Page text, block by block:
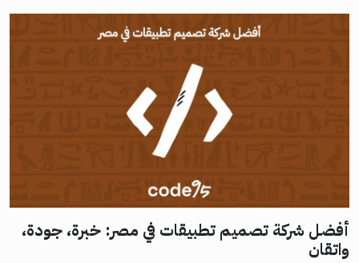
أفضل شركة تصميم تطبيقات في مصر: خبرة، جودة،
واتقان